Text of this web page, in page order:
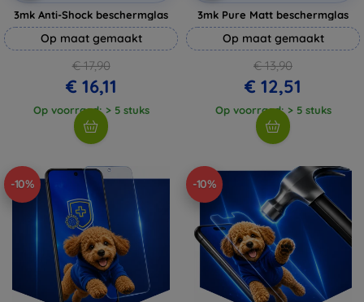
3mk Anti-Shock beschermglas
Op maat gemaakt
€ 17,90
€ 16,11
Op voorraad: > 5 stuks
3mk Pure Matt beschermglas
Op maat gemaakt
€ 13,90
€ 12,51
Op voorraad: > 5 stuks
-10% -10%